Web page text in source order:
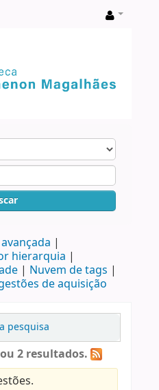
hierarquia
Nuvem de tags
de aquisição
pesquisa
2 resultados.